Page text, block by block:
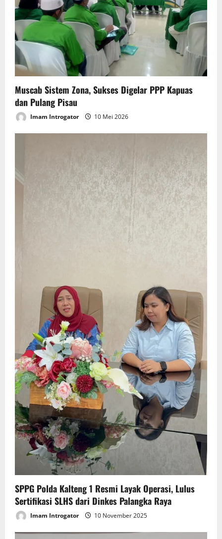
t
i
o
n
Muscab Sistem Zona, Sukses Digelar PPP Kapuas
dan Pulang Pisau
Imam Introgator 10 Mei 2026
SPPG Polda Kalteng 1 Resmi Layak Operasi, Lulus
Sertifikasi SLHS dari Dinkes Palangka Raya
Imam Introgator 10 November 2025